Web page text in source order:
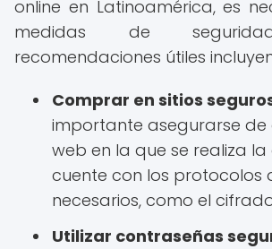
online en Latinoamérica, es
medidas de
recomendaciones útiles
Comprar en sitios
importante asegurarse
web en la que se realiza
cuente con los protocolos
necesarios, como el
Utilizar contraseñas